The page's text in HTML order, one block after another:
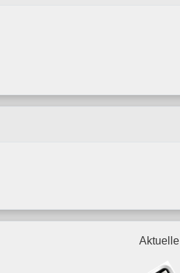
Aktuelle